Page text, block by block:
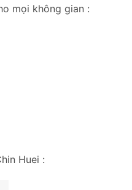
mọi không gian :
Huei :